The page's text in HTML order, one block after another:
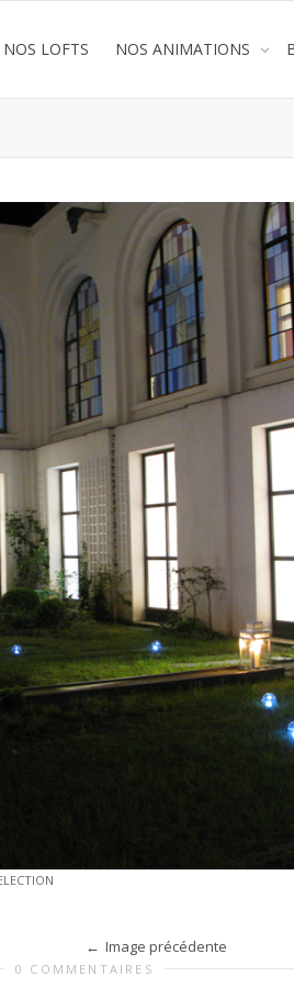
NOS LOFTS NOS ANIMATIONS
Image précédente
0 COMMENTAIRES